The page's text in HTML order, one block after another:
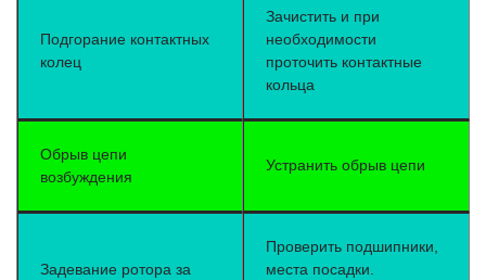
Подгорание контактных
колец
Зачистить и при
необходимости
проточить контактные
кольца
Обрыв цепи
возбуждения
Устранить обрыв цепи
Задевание ротора за
Проверить подшипники,
места посадки.